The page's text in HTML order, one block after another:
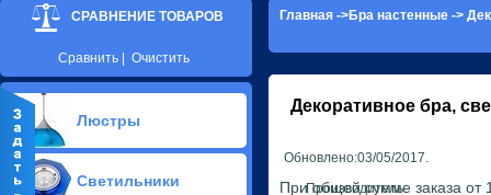
Главная ->Бра настенные ->
Декоративное бра,
Обновлено:03/05/2017.
Производитель:
При общей сумме заказа от
СРАВНЕНИЕ ТОВАРОВ
Сравнить Очистить
Люстры
Припотолочные люстры(621)
Потолочные люстры Led(65)
Светильники